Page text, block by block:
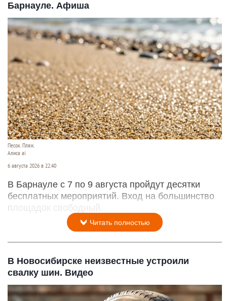
Барнауле. Афиша
Песок. Пляж.
Алиса ai
6 августа 2026 в 22:40
В Барнауле с 7 по 9 августа пройдут десятки
бесплатных мероприятий. Вход на большинство
площадок свободный.
Читать полностью
В Новосибирске неизвестные устроили
свалку шин. Видео